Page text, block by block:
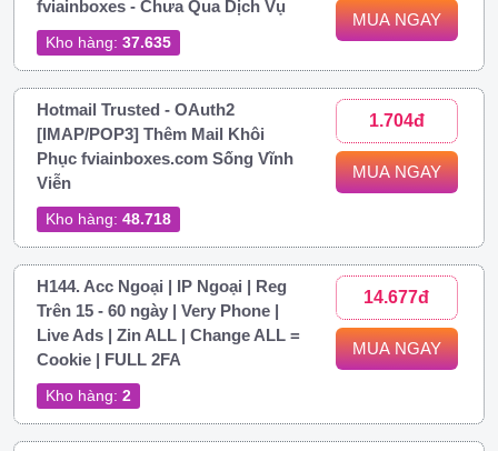
fviainboxes - Chưa Qua Dịch Vụ
Kho hàng: 37.635
MUA NGAY
Hotmail Trusted - OAuth2
[IMAP/POP3] Thêm Mail Khôi
Phục fviainboxes.com Sống Vĩnh
Viễn
Kho hàng: 48.718
1.704đ
MUA NGAY
H144. Acc Ngoại | IP Ngoại | Reg
Trên 15 - 60 ngày | Very Phone |
Live Ads | Zin ALL | Change ALL =
Cookie | FULL 2FA
Kho hàng: 2
14.677đ
MUA NGAY